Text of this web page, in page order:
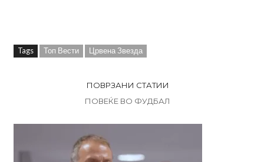
Tags Топ Вести Црвена Звезда
ПОВРЗАНИ СТАТИИ
ПОВЕЌЕ ВО ФУДБАЛ